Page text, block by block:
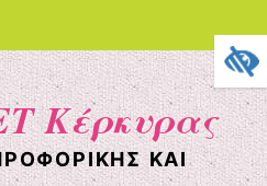
Κέρκυρας
ΚΑΙ